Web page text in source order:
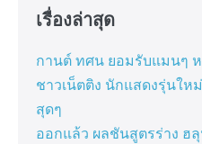
เรื่องล่าสุด
กานต์ ทศน ยอมรับแมนๆ
ชาวเน็ตติง นักแสดงรุ่นให
สุดๆ
ออกแล้ว ผลชันสูตรร่าง ฮ